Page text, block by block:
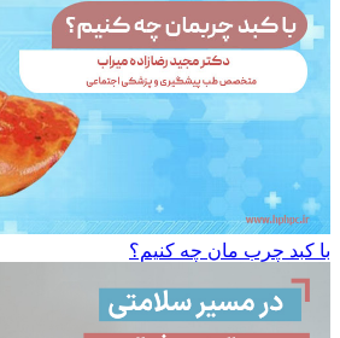
با کبد چرب مان چه کنیم؟